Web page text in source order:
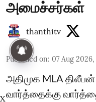
அமைச்சர்கள்
thanthitv
Published on: 07 Aug
அதிமுக MLA
வார்த்தைக்கு
X